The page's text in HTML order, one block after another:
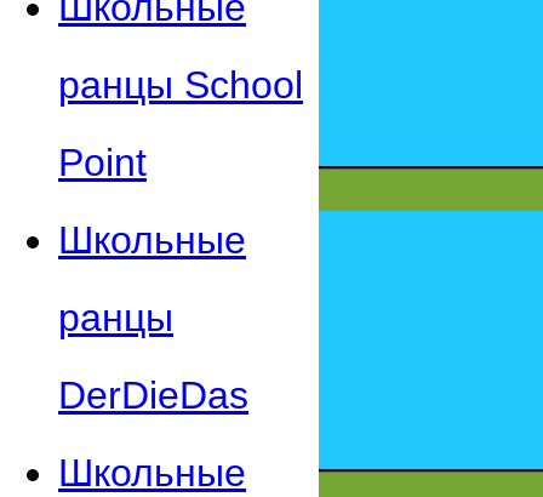
ранцы School
Point
Школьные
ранцы
DerDieDas
Школьные